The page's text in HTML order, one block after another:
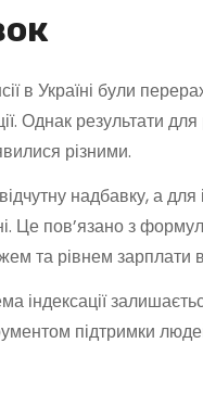
в Україні були
Однак результати для
різними.
надбавку, а для
Це пов’язано з
та рівнем зарплати
індексації
підтримки